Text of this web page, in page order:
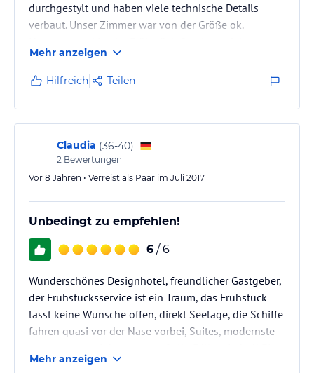
durchgestylt und haben viele technische Details
verbaut. Unser Zimmer war von der Größe ok.
Zimmer und der nette Inhaber ist auch
erwähnenswert.
Mehr anzeigen
Hilfreich Teilen
Claudia (36-40)
2 Bewertungen
Vor 8 Jahren • Verreist als Paar im Juli 2017
Unbedingt zu empfehlen!
6 / 6
Wunderschönes Designhotel, freundlicher Gastgeber,
der Frühstücksservice ist ein Traum, das Frühstück
lässt keine Wünsche offen, direkt Seelage, die Schiffe
fahren quasi vor der Nase vorbei, Suites, modernste
echte Perle am See.
Mehr anzeigen